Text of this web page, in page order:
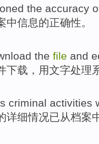
the accuracy
中信息的正确性。
the file and
下载 ， 用文字处理
criminal activities
详细情况已从档案